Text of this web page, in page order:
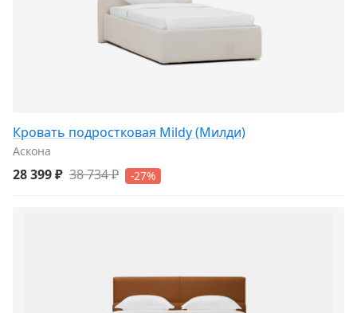
Кровать подростковая Mildy (Милди)
Аскона
28 399 ₽ 38 734 ₽ -27%